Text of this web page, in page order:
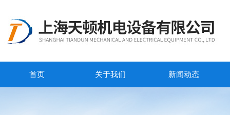
首页 关于我们 新闻动态